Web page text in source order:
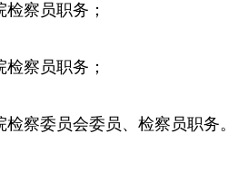
察员职务；
察员职务；
委员会委员、检察员职务。